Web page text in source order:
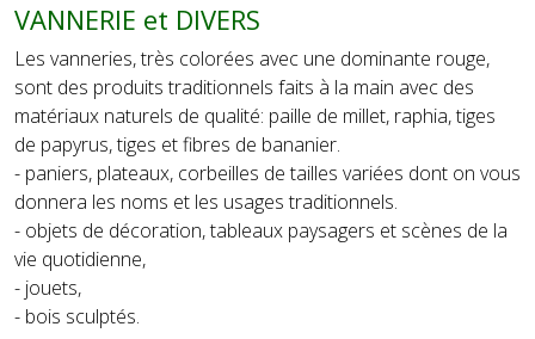
VANNERIE et DIVERS
Les vanneries, très colorées avec une dominante rouge,
sont des produits traditionnels faits à la main avec des
matériaux naturels de qualité: paille de millet, raphia, tiges
de papyrus, tiges et fibres de bananier.
- paniers, plateaux, corbeilles de tailles variées dont on vous
donnera les noms et les usages traditionnels.
- objets de décoration, tableaux paysagers et scènes de la
vie quotidienne,
- jouets,
- bois sculptés.